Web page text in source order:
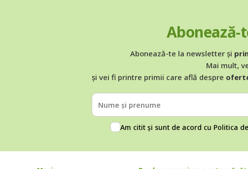
Abonează-
Abonează-te la newsletter și
Mai mult,
și vei fi printre primii care află despre
Am citit și sunt de acord cu Politica